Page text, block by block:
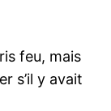
feu, mais
s’il y avait